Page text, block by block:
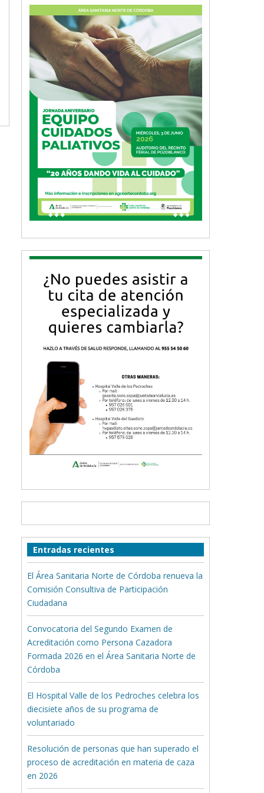
Entradas recientes
El Área Sanitaria Norte de Córdoba renueva la
Comisión Consultiva de Participación
Ciudadana
Convocatoria del Segundo Examen de
Acreditación como Persona Cazadora
Formada 2026 en el Área Sanitaria Norte de
Córdoba
El Hospital Valle de los Pedroches celebra los
diecisiete años de su programa de
voluntariado
Resolución de personas que han superado el
proceso de acreditación en materia de caza
en 2026